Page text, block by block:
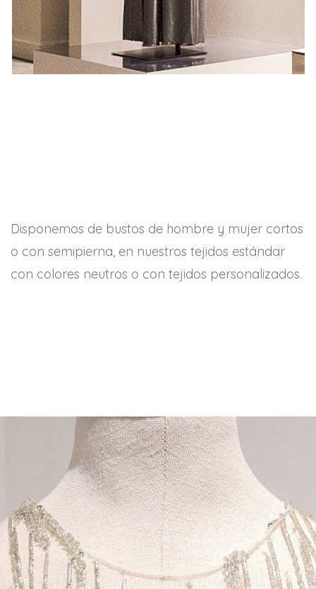
Disponemos de bustos de hombre y mujer cortos
o con semipierna, en nuestros tejidos estándar
con colores neutros o con tejidos personalizados.